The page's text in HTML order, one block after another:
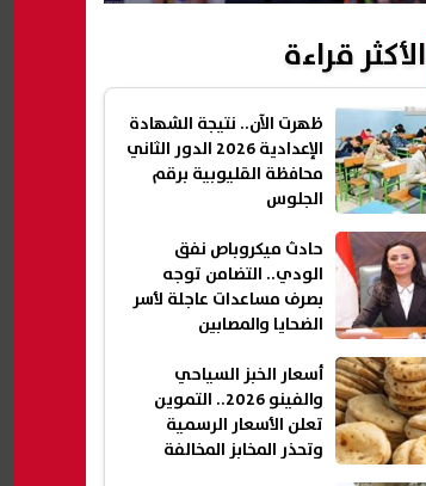
الأكثر قراءة
ظهرت الآن.. نتيجة الشهادة
الإعدادية 2026 الدور الثاني
محافظة القليوبية برقم
الجلوس
حادث ميكروباص نفق
الودي.. التضامن توجه
بصرف مساعدات عاجلة لأسر
الضحايا والمصابين
أسعار الخبز السياحي
والفينو 2026.. التموين
تعلن الأسعار الرسمية
وتحذر المخابز المخالفة